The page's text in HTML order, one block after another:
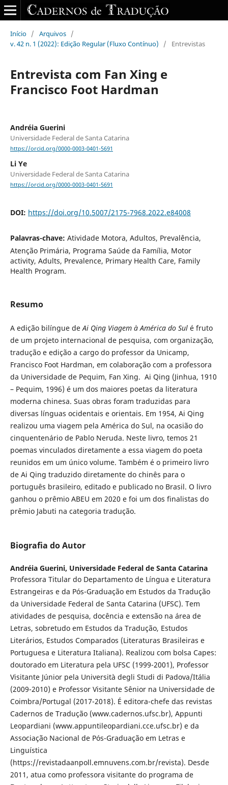
Início / Arquivos /
v. 42 n. 1 (2022): Edição Regular (Fluxo Contínuo)
/ Entrevistas
Entrevista com Fan Xing e
Francisco Foot Hardman
Andréia Guerini
Universidade Federal de Santa Catarina
https://orcid.org/0000-0003-0401-5691
Li Ye
Universidade Federal de Santa Catarina
https://orcid.org/0000-0003-0401-5691
DOI: https://doi.org/10.5007/2175-7968.2022.e84008
Palavras-chave: Atividade Motora, Adultos, Prevalência,
Atenção Primária, Programa Saúde da Família, Motor
activity, Adults, Prevalence, Primary Health Care, Family
Health Program.
Resumo
A edição bilíngue deAi Qing Viagem à América do Sulé fruto
de um projeto internacional de pesquisa, com organização,
tradução e edição a cargo do professor da Unicamp,
Francisco Foot Hardman, em colaboração com a professora
da Universidade de Pequim, Fan Xing. Ai Qing (Jinhua, 1910
– Pequim, 1996) é um dos maiores poetas da literatura
moderna chinesa. Suas obras foram traduzidas para
diversas línguas ocidentais e orientais. Em 1954, Ai Qing
realizou uma viagem pela América do Sul, na ocasião do
cinquentenário de Pablo Neruda. Neste livro, temos 21
poemas vinculados diretamente a essa viagem do poeta
reunidos em um único volume. Também é o primeiro livro
de Ai Qing traduzido diretamente do chinês para o
português brasileiro, editado e publicado no Brasil. O livro
ganhou o prêmio ABEU em 2020 e foi um dos finalistas do
prêmio Jabuti na categoria tradução.
Biografia do Autor
Andréia Guerini, Universidade Federal de Santa Catarina
Professora Titular do Departamento de Língua e Literatura
Estrangeiras e da Pós-Graduação em Estudos da Tradução
da Universidade Federal de Santa Catarina (UFSC). Tem
atividades de pesquisa, docência e extensão na área de
Letras, sobretudo em Estudos da Tradução, Estudos
Literários, Estudos Comparados (Literaturas Brasileiras e
Portuguesa e Literatura Italiana). Realizou com bolsa Capes:
doutorado em Literatura pela UFSC (1999-2001), Professor
Visitante Júnior pela Università degli Studi di Padova/Itália
(2009-2010) e Professor Visitante Sênior na Universidade de
Coimbra/Portugal (2017-2018). É editora-chefe das revistas
Cadernos de Tradução (www.cadernos.ufsc.br), Appunti
Leopardiani (www.appuntileopardiani.cce.ufsc.br) e da
Associação Nacional de Pós-Graduação em Letras e
Linguística
(https://revistadaanpoll.emnuvens.com.br/revista). Desde
2011, atua como professora visitante do programa de